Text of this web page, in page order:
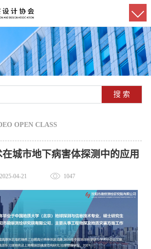
搜 索
OPEN CLASS
城市地下病害体探测中的应用
2025-04-21 1047